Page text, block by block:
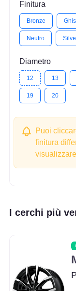
Finitura
Bronze
Neutro
Diametro
12 13
19 20
Puoi
finitura
I cerchi più